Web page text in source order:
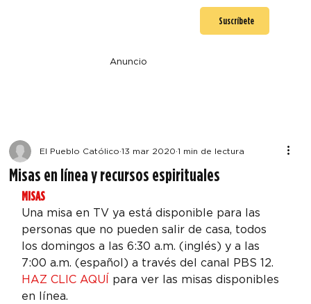
Suscríbete
Anuncio
Misas en línea y recursos espirituales
El Pueblo Católico 13 mar 2020 1 min de lectura
MISAS
Una misa en TV ya está disponible para las
personas que no pueden salir de casa, todos
los domingos a las 6:30 a.m. (inglés) y a las
7:00 a.m. (español) a través del canal PBS 12.
HAZ CLIC AQUÍ para ver las misas disponibles
en línea.